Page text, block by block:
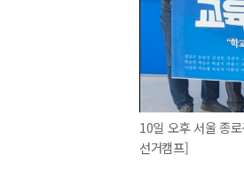
10일 오후 서울 종
선거캠프]